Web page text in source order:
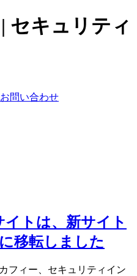
セキュリティ
お問い合わせ
トは、新サイト
移転しました
フィー、セキュリティイン